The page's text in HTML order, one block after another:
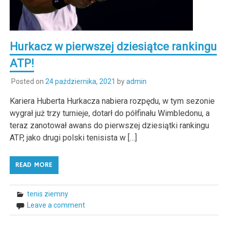
Hurkacz w pierwszej dziesiątce rankingu
ATP!
Posted on 24 października, 2021 byadmin
Kariera Huberta Hurkacza nabiera rozpędu, w tym sezonie
wygrał już trzy turnieje, dotarł do półfinału Wimbledonu, a
teraz zanotował awans do pierwszej dziesiątki rankingu
ATP, jako drugi polski tenisista w […]
READ MORE
tenis ziemny
Leave a comment